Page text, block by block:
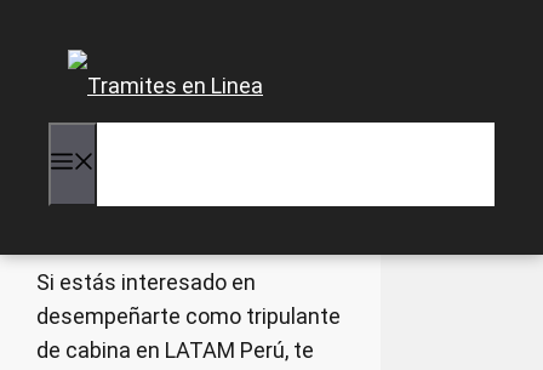
contenidoRequisitos para
trabajar en LATAM
Perú
julio 24, 2026
Si estás interesado en
desempeñarte como tripulante
de cabina en LATAM Perú, te